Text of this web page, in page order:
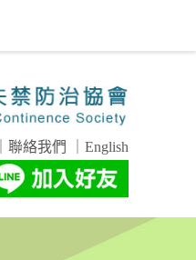
聯絡我們 English